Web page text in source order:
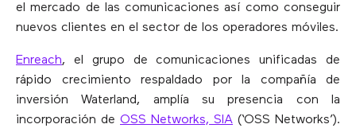
el mercado de las comunicaciones así como conseguir
nuevos clientes en el sector de los operadores móviles.
Enreach, el grupo de comunicaciones unificadas de
rápido crecimiento respaldado por la compañía de
inversión Waterland, amplía su presencia con la
incorporación de OSS Networks, SIA (‘OSS Networks’).